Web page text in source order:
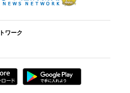
ワーク